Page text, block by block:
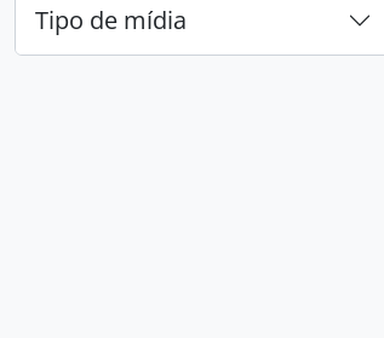
Tipo de mídia